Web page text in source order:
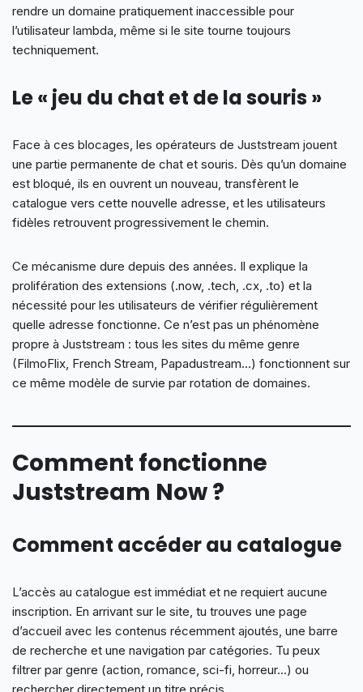
rendre un domaine pratiquement inaccessible pour
l’utilisateur lambda, même si le site tourne toujours
techniquement.
Le « jeu du chat et de la souris »
Face à ces blocages, les opérateurs de Juststream jouent
une partie permanente de chat et souris. Dès qu’un domaine
est bloqué, ils en ouvrent un nouveau, transfèrent le
catalogue vers cette nouvelle adresse, et les utilisateurs
fidèles retrouvent progressivement le chemin.
Ce mécanisme dure depuis des années. Il explique la
prolifération des extensions (.now, .tech, .cx, .to) et la
nécessité pour les utilisateurs de vérifier régulièrement
quelle adresse fonctionne. Ce n’est pas un phénomène
propre à Juststream : tous les sites du même genre
(FilmoFlix, French Stream, Papadustream…) fonctionnent sur
ce même modèle de survie par rotation de domaines.
Comment fonctionne
Juststream Now ?
Comment accéder au catalogue
L’accès au catalogue est immédiat et ne requiert aucune
inscription. En arrivant sur le site, tu trouves une page
d’accueil avec les contenus récemment ajoutés, une barre
de recherche et une navigation par catégories. Tu peux
filtrer par genre (action, romance, sci-fi, horreur…) ou
rechercher directement un titre précis.